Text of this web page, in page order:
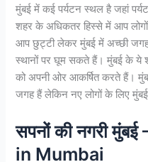
मुंबई में कई पर्यटन स्थल है जहां
शहर के अधिकतर हिस्से में आप
आप छुट्टी लेकर मुंबई में अच्छी
स्थानों पर घूम सकते हैं। मुंबई के ये
को अपनी ओर आकर्षित करते हैं।
जगह हैं लेकिन नए लोगों के लिए
सपनों की नगरी
in Mumbai